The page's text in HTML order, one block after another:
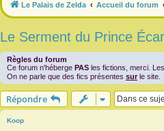
Le Palais de Zelda Accueil du forum
Le Serment du Prince
Règles du forum
Ce forum n'héberge PAS les fictions, merci.
On ne parle que des fics présentes surle site.
Répondre
Koop